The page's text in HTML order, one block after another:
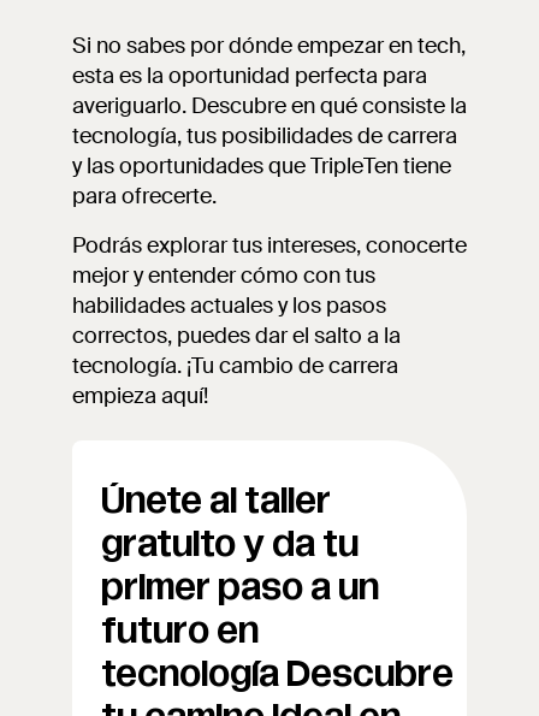
Si no sabes por dónde empezar en tech,
esta es la oportunidad perfecta para
averiguarlo. Descubre en qué consiste la
tecnología, tus posibilidades de carrera
y las oportunidades que TripleTen tiene
para ofrecerte.
Podrás explorar tus intereses, conocerte
mejor y entender cómo con tus
habilidades actuales y los pasos
correctos, puedes dar el salto a la
tecnología. ¡Tu cambio de carrera
empieza aquí!
Únete al taller
gratuito y da tu
primer paso a un
futuro en
tecnología Descubre